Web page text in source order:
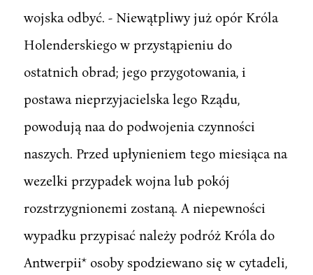
wojska odbyć. - Niewątpliwy już opór Króla
Holenderskiego w przystąpieniu do
ostatnich obrad; jego przygotowania, i
postawa nieprzyjacielska lego Rządu,
powodują naa do podwojenia czynności
naszych. Przed upłynieniem tego miesiąca na
wezelki przypadek wojna lub pokój
rozstrzygnionemi zostaną. A niepewności
wypadku przypisać należy podróż Króla do
Antwerpii* osoby spodziewano się w cytadeli,